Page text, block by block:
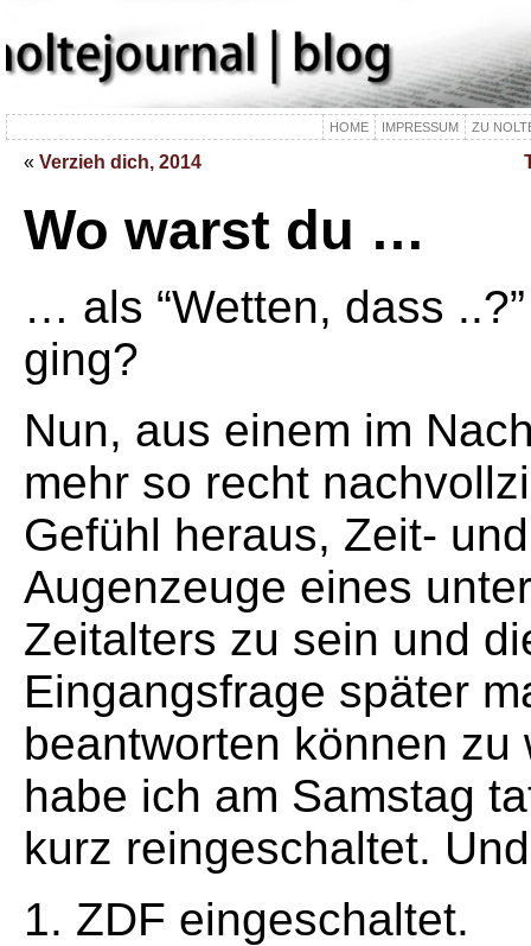
HOME IMPRESSUM ZU
« Verzieh dich, 2014
Wo warst du …
… als “Wetten, dass
ging?
Nun, aus einem im
mehr so recht
Gefühl heraus, Zeit- und
Augenzeuge eines
Zeitalters zu sein und
Eingangsfrage später
beantworten können zu
habe ich am Samstag
kurz reingeschaltet.
1. ZDF eingeschaltet.